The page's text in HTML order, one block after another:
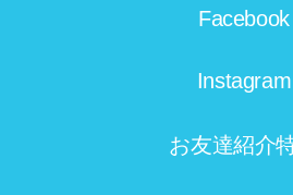
Facebook
Instagram
お友達紹介